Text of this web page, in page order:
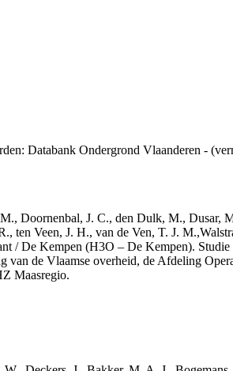
Databank Ondergrond Vlaanderen -
Doornenbal, J. C., den Dulk, M., Dusar,
Veen, J. H., van de Ven, T. J.
/ De Kempen (H3O – De Kempen).
de Vlaamse overheid, de Afdeling
Maasregio.